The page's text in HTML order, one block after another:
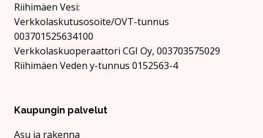
Rii­hi­mäen Vesi:
Verkkolaskutusosoite/OVT-tunnus
003701525634100
Verkkolaskuoperaattori CGI Oy, 003703575029
Riihimäen Veden y-tunnus 0152563-4
Kaupungin palvelut
Asu ja rakenna